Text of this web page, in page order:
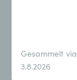
Gesammelt via
3.8.2026